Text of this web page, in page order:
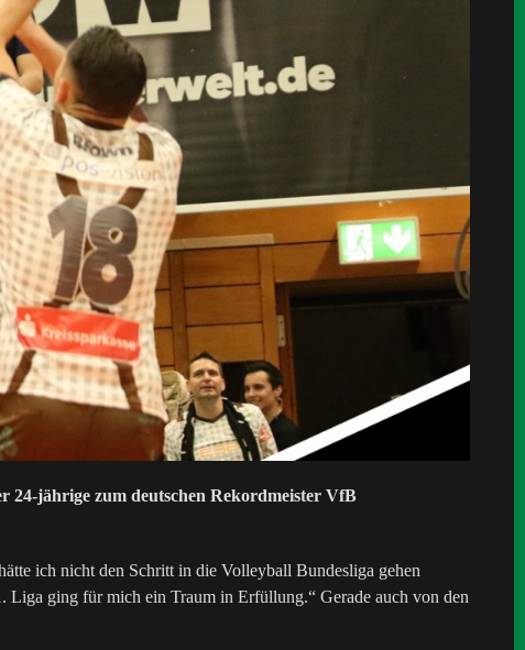
24-jährige zum deutschen Rekordmeister VfB
ich nicht den Schritt in die Volleyball Bundesliga gehen
Liga ging für mich ein Traum in Erfüllung.“ Gerade auch von den